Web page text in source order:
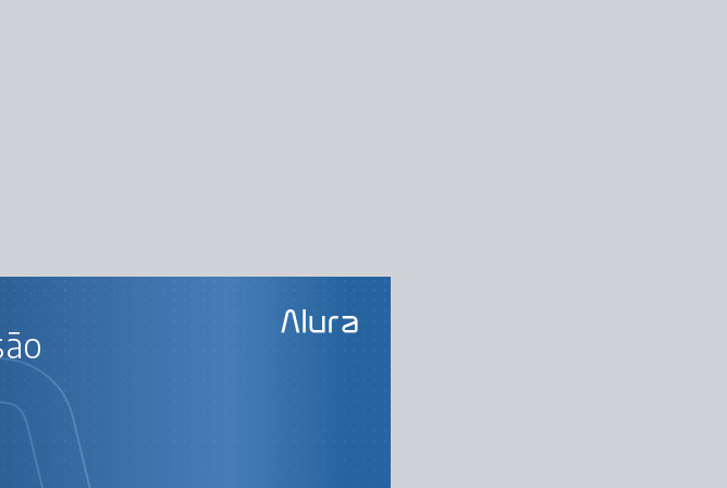
CURSOS DA TRILHA
com Orientação a Objetos
Python: avançando na linguagem
Python: entendendo a Orientação a Objetos
String em Python: extraindo informações de uma URL
Python Collections parte 1: listas e tuplas
Python Collections parte 2: conjuntos e dicionários
Python Brasil: validação de dados no padrão nacional